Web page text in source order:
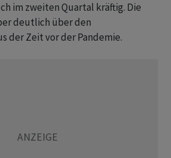
im zweiten Quartal kräftig. Die
deutlich über den
der Zeit vor der Pandemie.